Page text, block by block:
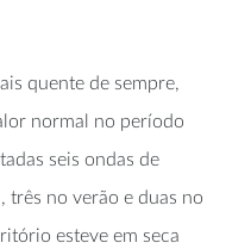
quente de sempre,
normal no período
seis ondas de
três no verão e duas no
esteve em seca